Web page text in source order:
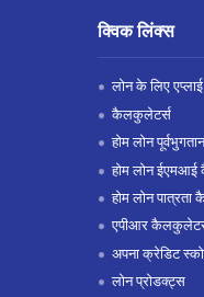
क्विक लिंक्स
लोन के लिए
कैलकुलेटर्स
होम लोन
होम लोन
होम लोन
एपीआर
अपना क्रेडिट
लोन प्रोडक्ट्स